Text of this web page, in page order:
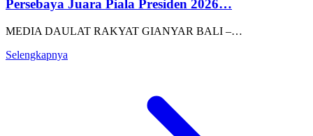
Persebaya Juara Piala Presiden 2026…
MEDIA DAULAT RAKYAT GIANYAR BALI –…
Selengkapnya